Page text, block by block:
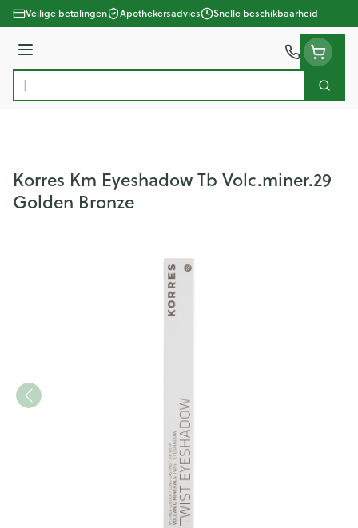
Ga naar de inhoud
Veilige betalingen Apothekersadvies Snelle beschikbaarheid
Menu
Product, merk, categorie...
Zoek
Korres Km Eyeshadow Tb Volc.miner.29
Golden Bronze